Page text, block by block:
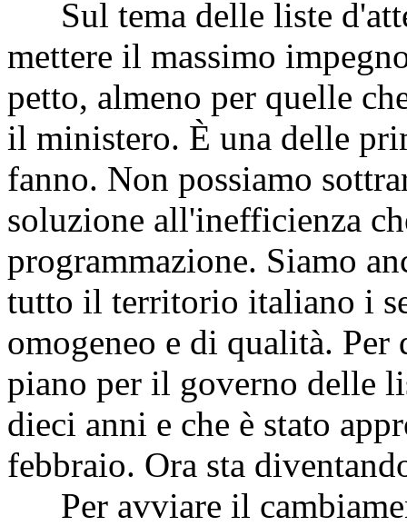
Sul tema delle liste
mettere il massimo
petto, almeno per quelle
il ministero. È una delle
fanno. Non possiamo
soluzione all'inefficienza
programmazione. Siamo
tutto il territorio italiano i
omogeneo e di qualità.
piano per il governo delle
dieci anni e che è stato
febbraio. Ora sta
Per avviare il